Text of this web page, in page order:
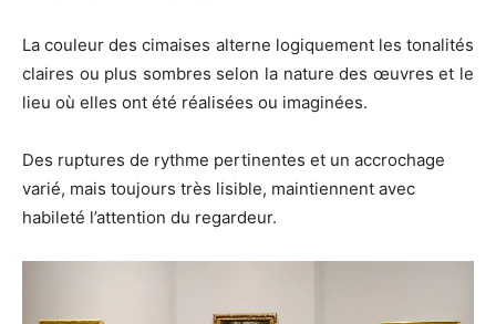
La couleur des cimaises alterne logiquement les tonalités
claires ou plus sombres selon la nature des œuvres et le
lieu où elles ont été réalisées ou imaginées.
Des ruptures de rythme pertinentes et un accrochage
varié, mais toujours très lisible, maintiennent avec
habileté l’attention du regardeur.